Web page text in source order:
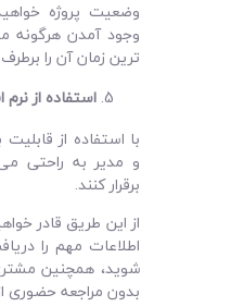
وضعیت پروژه
وجود آمدن هرگونه
ترین زمان آن را
استفاده از نرم
با استفاده از
و مدیر به راحتی می
برقرار کنند.
از این طریق قادر
اطلاعات مهم را
شوید، همچنین
بدون مراجعه حضوری